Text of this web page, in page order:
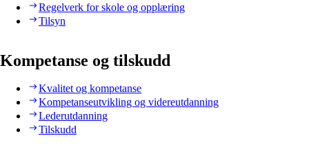
Regelverk for skole og opplæring
Tilsyn
Kompetanse og tilskudd
Kvalitet og kompetanse
Kompetanseutvikling og videreutdanning
Lederutdanning
Tilskudd